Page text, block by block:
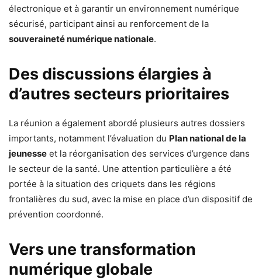
électronique et à garantir un environnement numérique
sécurisé, participant ainsi au renforcement de la
souveraineté numérique nationale.
Des discussions élargies à
d’autres secteurs prioritaires
La réunion a également abordé plusieurs autres dossiers
importants, notamment l’évaluation du Plan national de la
jeunesse et la réorganisation des services d’urgence dans
le secteur de la santé. Une attention particulière a été
portée à la situation des criquets dans les régions
frontalières du sud, avec la mise en place d’un dispositif de
prévention coordonné.
Vers une transformation
numérique globale